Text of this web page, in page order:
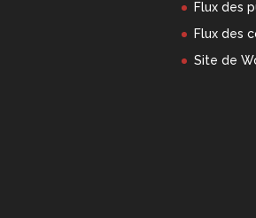
Flux des
Flux des
Site de